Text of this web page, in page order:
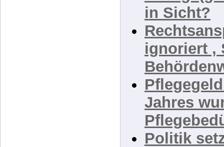
in Sicht?
ignoriert ,
Jahres